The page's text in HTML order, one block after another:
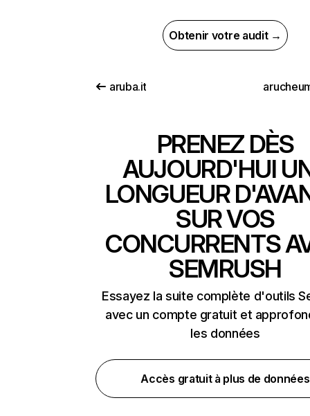
Obtenir votre audit →
aruba.it
PRENEZ DÈS
AUJOURD'HUI
LONGUEUR
SUR VOS
CONCURRENTS
SEMRUSH
Essayez la suite complète d'outils
avec un compte gratuit et
les données
Accès gratuit à plus de données